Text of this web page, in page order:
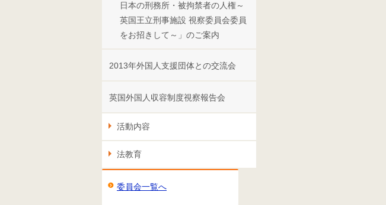
日本の刑務所・被拘禁者の人権～
英国王立刑事施設 視察委員会委員
をお招きして～」のご案内
2013年外国人支援団体との交流会
英国外国人収容制度視察報告会
活動内容
法教育
委員会一覧へ